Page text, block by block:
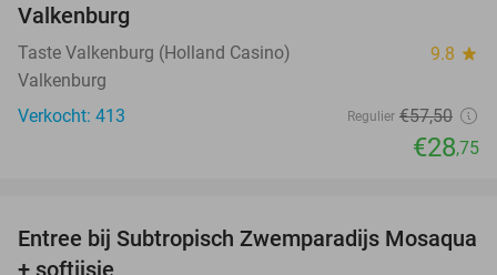
Valkenburg
Taste Valkenburg (Holland Casino) 9.8 star
Valkenburg
Verkocht: 413
Regulier €57,50
€28,75
25%
Entree bij Subtropisch Zwemparadijs Mosaqua
+ softijsje